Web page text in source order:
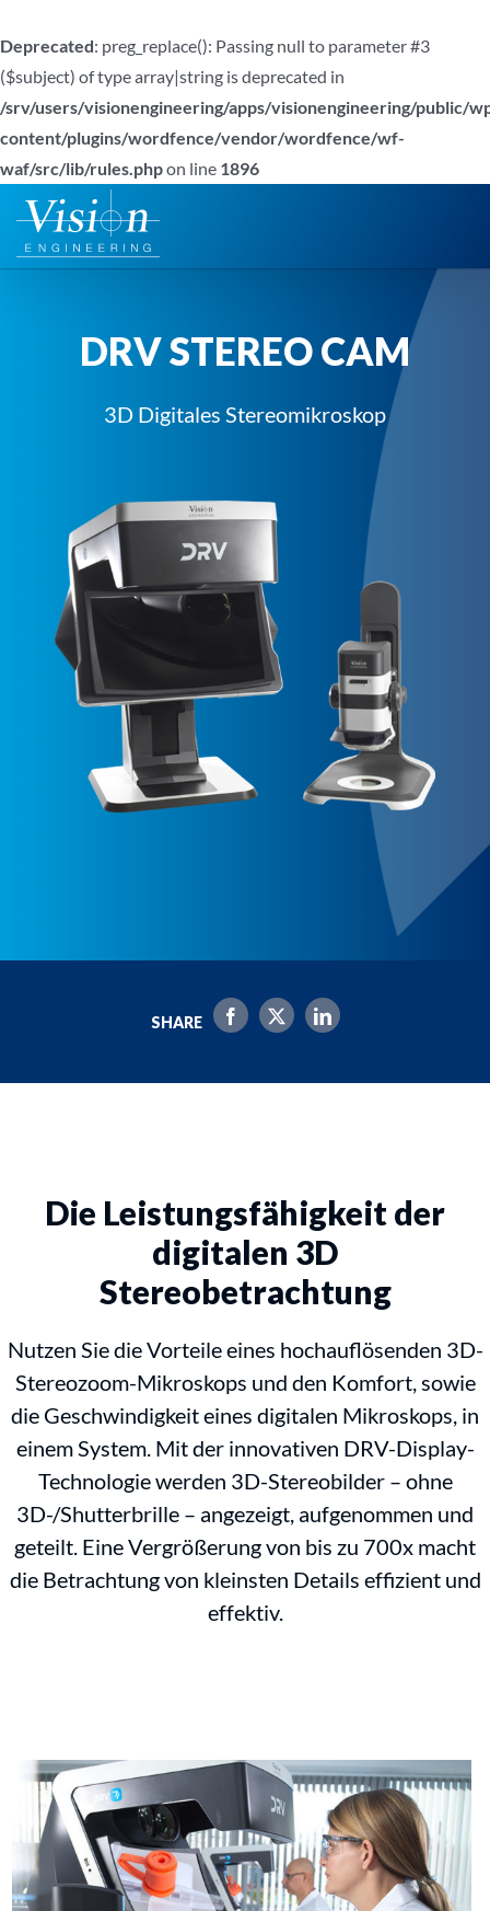
Deprecated: preg_replace(): Passing null to parameter #3
($subject) of type array|string is deprecated in
/srv/users/visionengineering/apps/visionengineering/public/
content/plugins/wordfence/vendor/wordfence/wf-
waf/src/lib/rules.phpon line 1896
Zum
Inhalt
springen
DRV STEREO CAM
3D Digitales Stereomikroskop
SHARE
Die Leistungsfähigkeit der
digitalen 3D
Stereobetrachtung
Nutzen Sie die Vorteile eines hochauflösenden 3D-
Stereozoom-Mikroskops und den Komfort, sowie
die Geschwindigkeit eines digitalen Mikroskops, in
einem System. Mit der innovativen DRV-Display-
Technologie werden 3D-Stereobilder – ohne
3D-/Shutterbrille – angezeigt, aufgenommen und
geteilt. Eine Vergrößerung von bis zu 700x macht
die Betrachtung von kleinsten Details effizient und
effektiv.